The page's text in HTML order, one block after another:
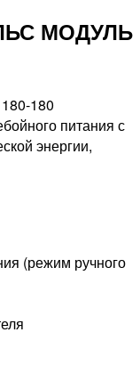
МОДУЛЬ
180
питания с
энергии,
(режим ручного